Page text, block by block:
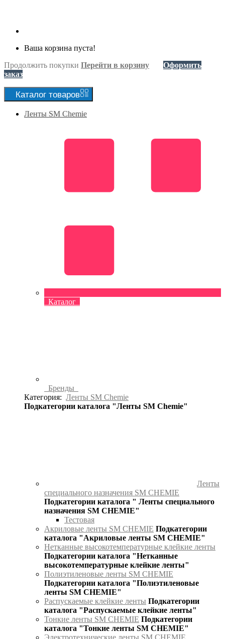
Ваша корзина пуста!
Продолжить покупки Перейти в корзину
Оформить
заказ
Каталог товаров
Ленты SM Chemie
Каталог
Бренды
Категория: Ленты SM Chemie
Подкатегории каталога "Ленты SM Chemie"
Ленты
специального назначения SM CHEMIE
Подкатегории каталога " Ленты специального
назначения SM CHEMIE"
Тестовая
Акриловые ленты SM CHEMIE Подкатегории
каталога "Акриловые ленты SM CHEMIE"
Нетканные высокотемпературные клейкие ленты
Подкатегории каталога "Нетканные
высокотемпературные клейкие ленты"
Полиэтиленовые ленты SM CHEMIE
Подкатегории каталога "Полиэтиленовые
ленты SM CHEMIE"
Распускаемые клейкие ленты Подкатегории
каталога "Распускаемые клейкие ленты"
Тонкие ленты SM CHEMIE Подкатегории
каталога "Тонкие ленты SM CHEMIE"
Электротехнические ленты SM CHEMIE